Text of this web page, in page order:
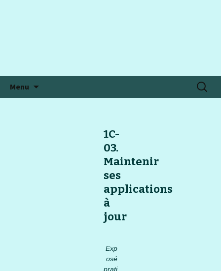
Menu
1C-
03.
Maintenir
ses
applications
à
jour
Exp
osé
prati